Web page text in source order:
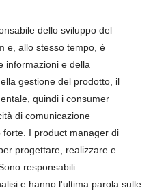
dello sviluppo del
e, allo stesso tempo, è
informazioni e della
gestione del prodotto, il
quindi i consumer
di comunicazione
I product manager di
progettare, realizzare e
responsabili
e hanno l'ultima parola sulle